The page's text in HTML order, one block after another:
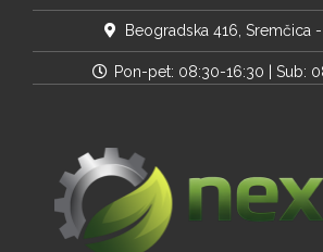
Beogradska 416, Sremčica
Pon-pet: 08:30-16:30 | Sub: